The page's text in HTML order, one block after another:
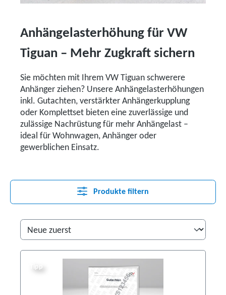
Anhängelasterhöhung für VW
Tiguan – Mehr Zugkraft sichern
Sie möchten mit Ihrem VW Tiguan schwerere
Anhänger ziehen? Unsere Anhängelasterhöhungen
inkl. Gutachten, verstärkter Anhängerkupplung
oder Komplettset bieten eine zuverlässige und
zulässige Nachrüstung für mehr Anhängelast –
ideal für Wohnwagen, Anhänger oder
gewerblichen Einsatz.
Produkte filtern
Tipp